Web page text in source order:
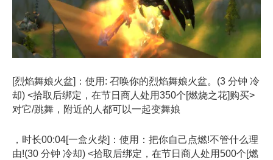
[烈焰舞娘火盆]：使用: 召唤你的烈焰舞娘火盆。(3 分钟 冷
却) <拾取后绑定，在节日商人处用350个[燃烧之花]购买>
对它/跳舞，附近的人都可以一起变舞娘
，时长00:04[一盒火柴]：使用：把你自己点燃!不管什么理
由!(30 分钟 冷却) <拾取后绑定，在节日商人处用500个[燃